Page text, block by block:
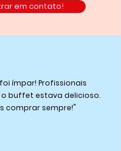
em contato!
ímpar! Profissionais
buffet estava delicioso.
comprar sempre!"